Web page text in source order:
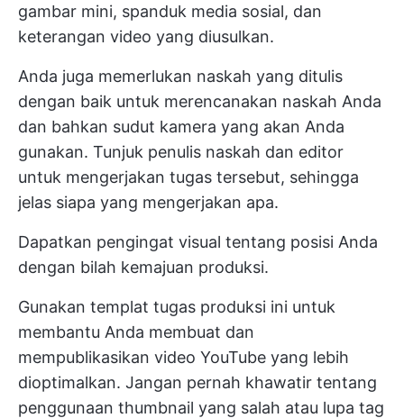
gambar mini, spanduk media sosial, dan
keterangan video yang diusulkan.
Anda juga memerlukan naskah yang ditulis
dengan baik untuk merencanakan naskah Anda
dan bahkan sudut kamera yang akan Anda
gunakan. Tunjuk penulis naskah dan editor
untuk mengerjakan tugas tersebut, sehingga
jelas siapa yang mengerjakan apa.
Dapatkan pengingat visual tentang posisi Anda
dengan bilah kemajuan produksi.
Gunakan templat tugas produksi ini untuk
membantu Anda membuat dan
mempublikasikan video YouTube yang lebih
dioptimalkan. Jangan pernah khawatir tentang
penggunaan thumbnail yang salah atau lupa tag